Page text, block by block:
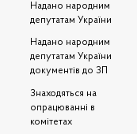
Надано народним
депутатам України
Надано народним
депутатам України
документів до ЗП
Знаходяться на
опрацюванні в
комітетах